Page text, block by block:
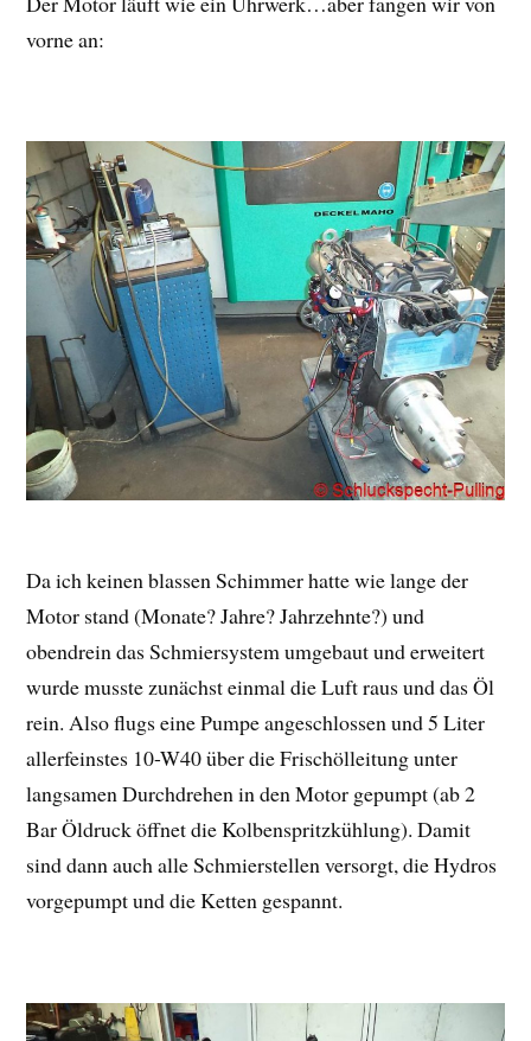
vorne an:
Da ich keinen blassen Schimmer hatte wie lange der
Motor stand (Monate? Jahre? Jahrzehnte?) und
obendrein das Schmiersystem umgebaut und erweitert
wurde musste zunächst einmal die Luft raus und das Öl
rein. Also flugs eine Pumpe angeschlossen und 5 Liter
allerfeinstes 10-W40 über die Frischölleitung unter
langsamen Durchdrehen in den Motor gepumpt (ab 2
Bar Öldruck öffnet die Kolbenspritzkühlung). Damit
sind dann auch alle Schmierstellen versorgt, die Hydros
vorgepumpt und die Ketten gespannt.